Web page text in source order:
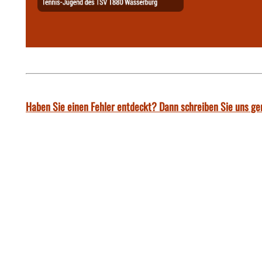
Haben Sie einen Fehler entdeckt? Dann schreiben Sie uns